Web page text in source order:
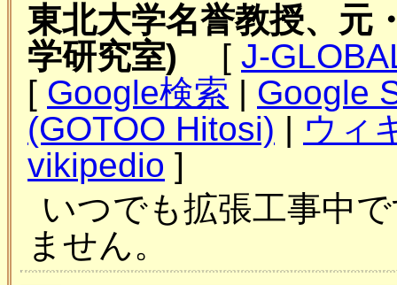
東北大学名誉教授、元
学研究室) [ J-
[ Google検索 | Google
(GOTOO Hitosi) | ウィ
vikipedio ]
いつでも拡張工事中
ません。